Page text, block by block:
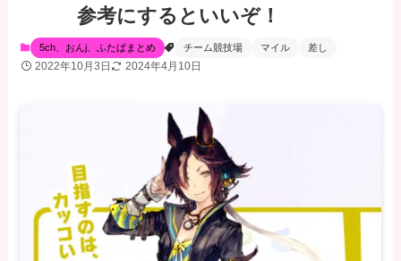
参考にするといいぞ！
5ch、おんj、ふたばまとめ チーム競技場 マイル 差し
2022年10月3日 2024年4月10日